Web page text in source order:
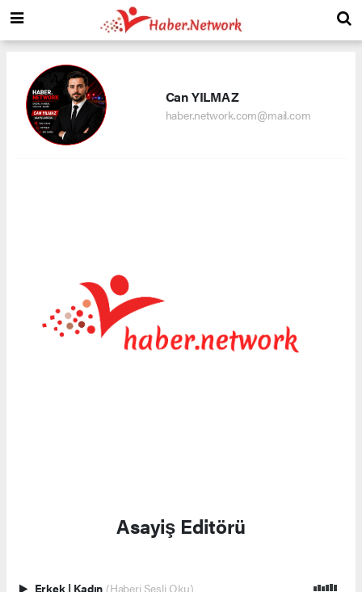
Can YILMAZ
haber.network.com@mail.com
Asayiş Editörü
Erkek | Kadın (Haberi Sesli Oku)